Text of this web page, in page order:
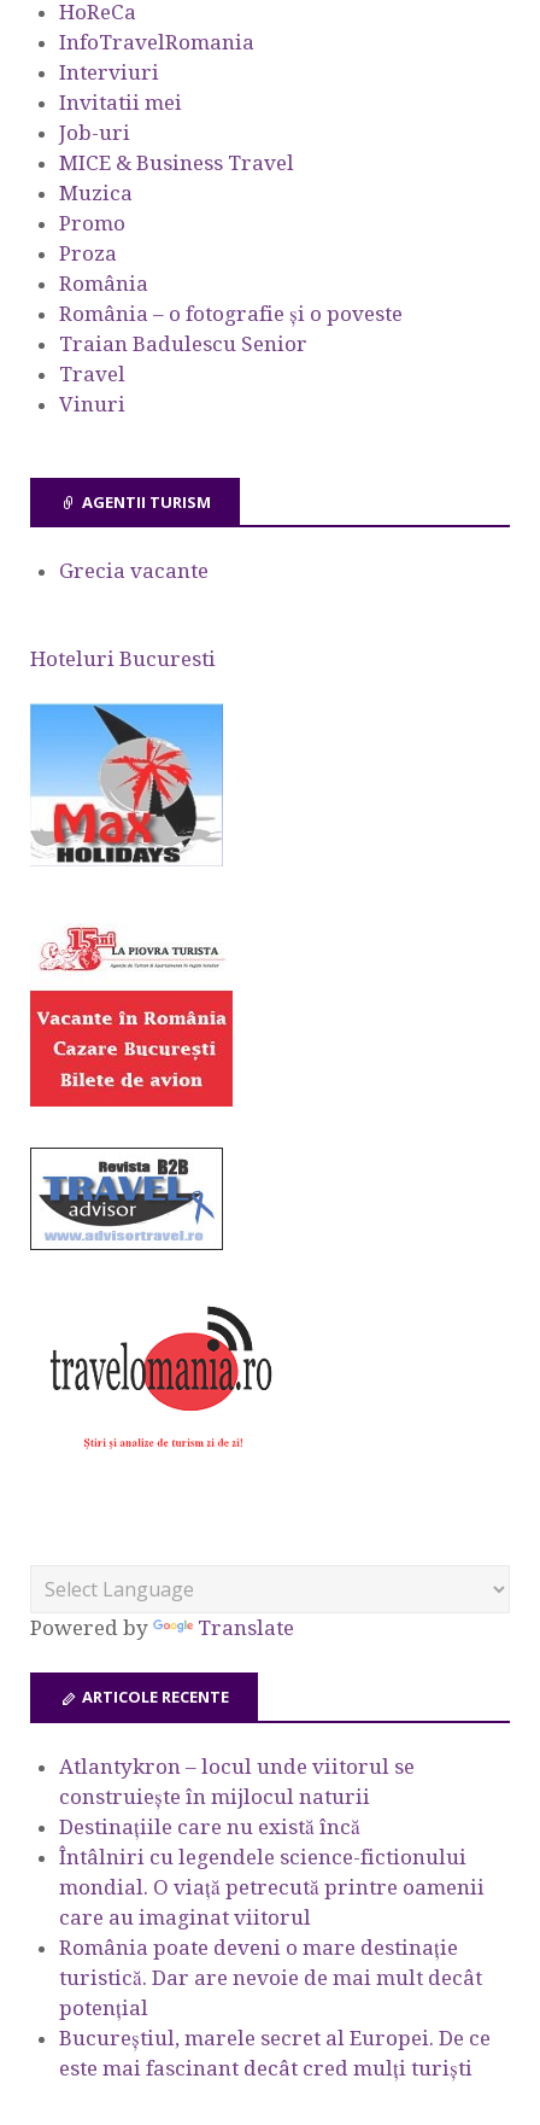
HoReCa
InfoTravelRomania
Interviuri
Invitatii mei
Job-uri
MICE & Business Travel
Muzica
Promo
Proza
România
România – o fotografie şi o poveste
Traian Badulescu Senior
Travel
Vinuri
AGENTII TURISM
Grecia vacante
Hoteluri Bucuresti
Powered by Translate
ARTICOLE RECENTE
Atlantykron – locul unde viitorul se
construiește în mijlocul naturii
Destinațiile care nu există încă
Întâlniri cu legendele science-fictionului
mondial. O viață petrecută printre oamenii
care au imaginat viitorul
România poate deveni o mare destinație
turistică. Dar are nevoie de mai mult decât
potențial
Bucureștiul, marele secret al Europei. De ce
este mai fascinant decât cred mulți turiști